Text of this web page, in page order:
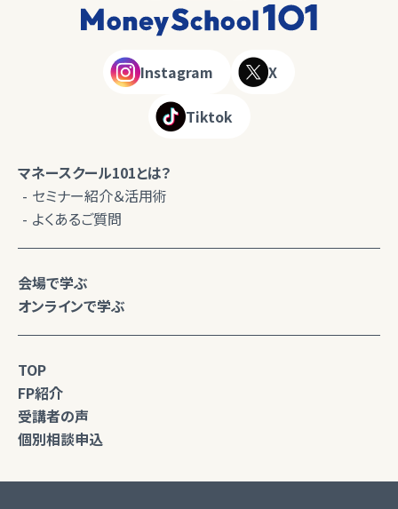
Instagram X
Tiktok
マネースクール101とは？
セミナー紹介＆活用術
よくあるご質問
会場で学ぶ
オンラインで学ぶ
TOP
FP紹介
受講者の声
個別相談申込